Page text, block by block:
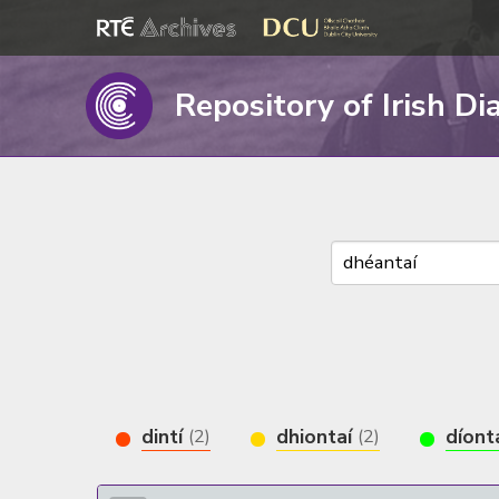
Repository of Irish
dintí (2) dhiontaí (2)